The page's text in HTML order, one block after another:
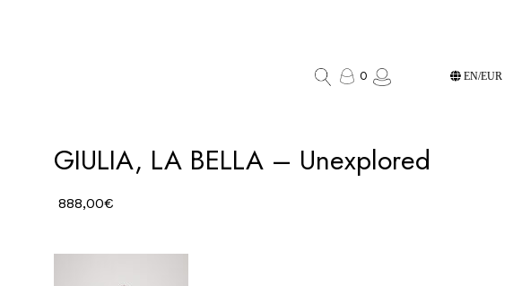
dal 24 agosto
0 EN/EUR
GIULIA, LA BELLA – Unexplored
888,00€